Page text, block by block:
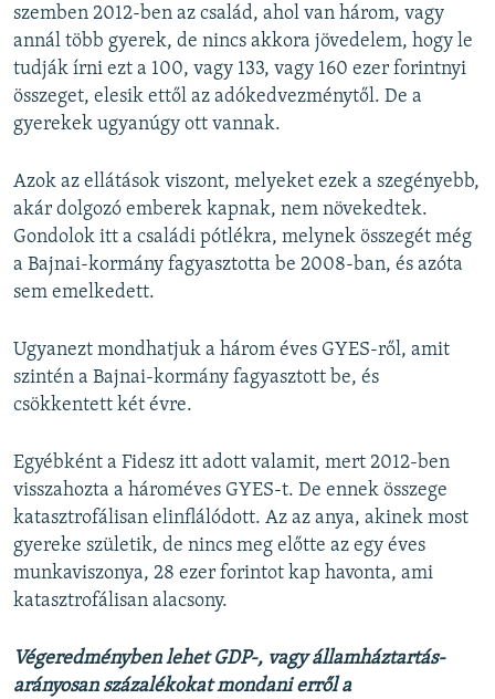
szemben 2012-ben az család, ahol van három, vagy
annál több gyerek, de nincs akkora jövedelem, hogy le
tudják írni ezt a 100, vagy 133, vagy 160 ezer forintnyi
összeget, elesik ettől az adókedvezménytől. De a
gyerekek ugyanúgy ott vannak.
Azok az ellátások viszont, melyeket ezek a szegényebb,
akár dolgozó emberek kapnak, nem növekedtek.
Gondolok itt a családi pótlékra, melynek összegét még
a Bajnai-kormány fagyasztotta be 2008-ban, és azóta
sem emelkedett.
Ugyanezt mondhatjuk a három éves GYES-ről, amit
szintén a Bajnai-kormány fagyasztott be, és
csökkentett két évre.
Egyébként a Fidesz itt adott valamit, mert 2012-ben
visszahozta a hároméves GYES-t. De ennek összege
katasztrofálisan elinflálódott. Az az anya, akinek most
gyereke születik, de nincs meg előtte az egy éves
munkaviszonya, 28 ezer forintot kap havonta, ami
katasztrofálisan alacsony.
Végeredményben lehet GDP-, vagy államháztartás-
arányosan százalékokat mondani erről a